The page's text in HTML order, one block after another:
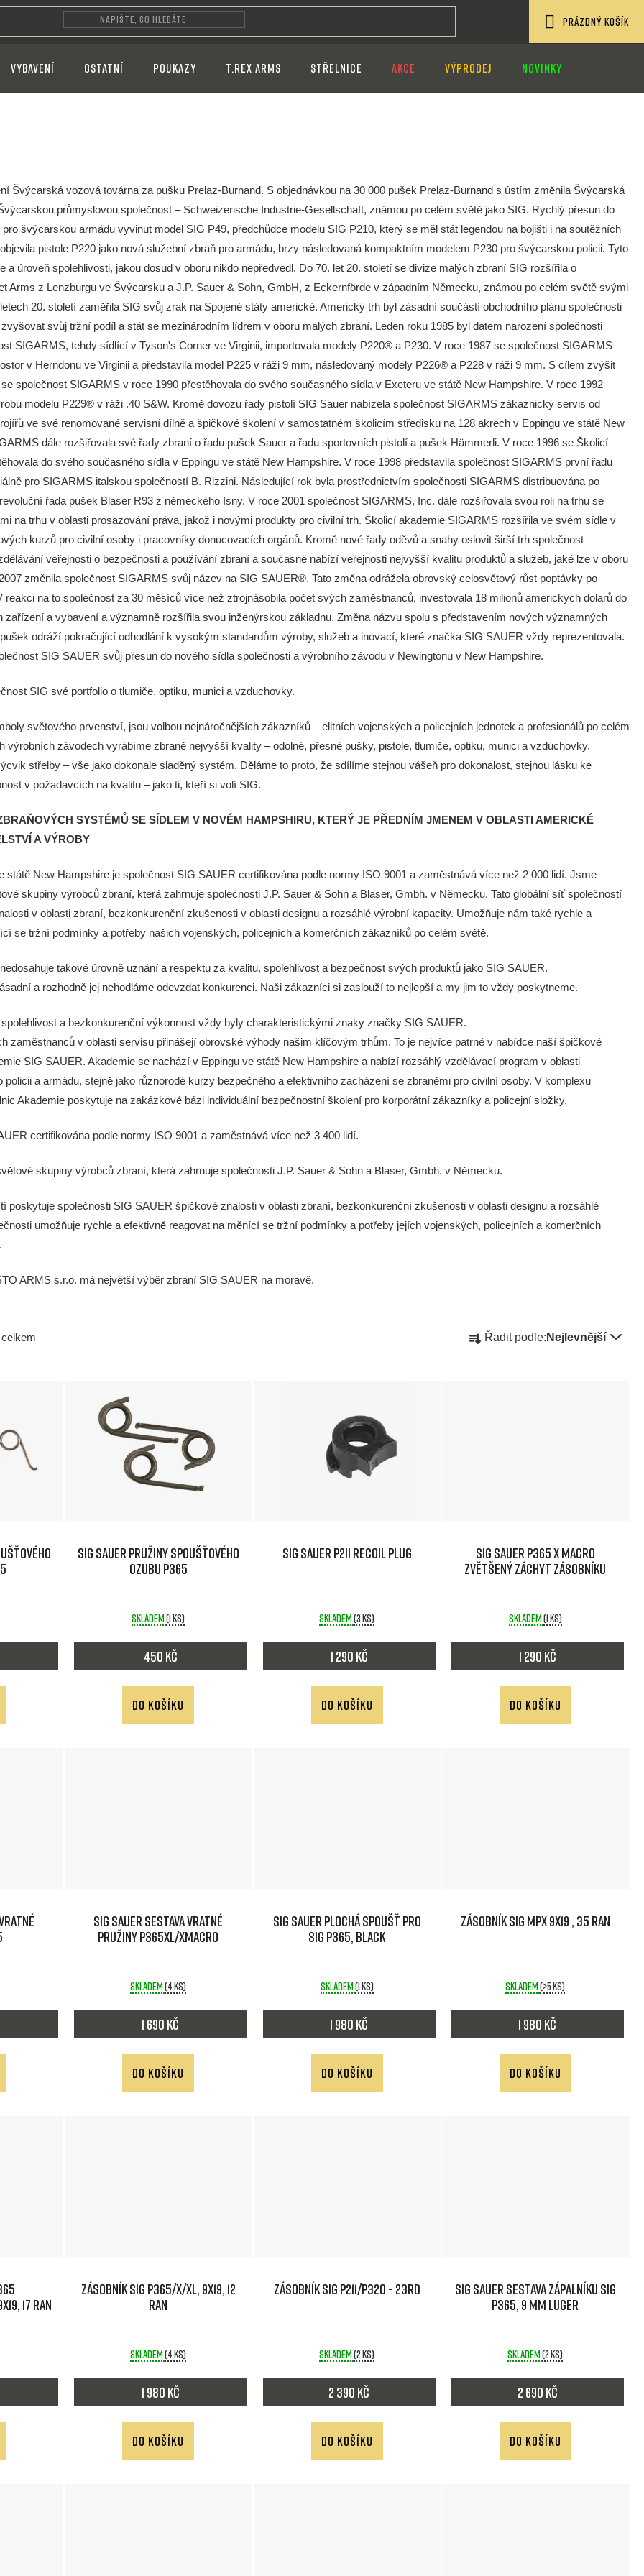
KOŠÍK
PRÁZDNÝ KOŠÍK
VYBAVENÍ OSTATNÍ POUKAZY T.REX ARMS STŘELNICE AKCE VÝPRODEJ NOVINKY
Švýcarská vozová továrna za pušku Prelaz-Burnand. S objednávkou na 30 000 pušek Prelaz-Burnand s ústím změnila Švýcarská
průmyslovou společnost – Schweizerische Industrie-Gesellschaft, známou po celém světě jako SIG. Rychlý přesun do
švýcarskou armádu vyvinut model SIG P49, předchůdce modelu SIG P210, který se měl stát legendou na bojišti i na soutěžních
pistole P220 jako nová služební zbraň pro armádu, brzy následovaná kompaktním modelem P230 pro švýcarskou policii. Tyto
a úroveň spolehlivosti, jakou dosud v oboru nikdo nepředvedl. Do 70. let 20. století se divize malých zbraní SIG rozšířila o
Arms z Lenzburgu ve Švýcarsku a J.P. Sauer & Sohn, GmbH, z Eckernförde v západním Německu, známou po celém světě svými
20. století zaměřila SIG svůj zrak na Spojené státy americké. Americký trh byl zásadní součástí obchodního plánu společnosti
svůj tržní podíl a stát se mezinárodním lídrem v oboru malých zbraní. Leden roku 1985 byl datem narození společnosti
SIGARMS, tehdy sídlící v Tyson's Corner ve Virginii, importovala modely P220® a P230. V roce 1987 se společnost SIGARMS
v Herndonu ve Virginii a představila model P225 v ráži 9 mm, následovaný modely P226® a P228 v ráži 9 mm. S cílem zvýšit
společnost SIGARMS v roce 1990 přestěhovala do svého současného sídla v Exeteru ve státě New Hampshire. V roce 1992
modelu P229® v ráži .40 S&W. Kromě dovozu řady pistolí SIG Sauer nabízela společnost SIGARMS zákaznický servis od
ve své renomované servisní dílně a špičkové školení v samostatném školicím středisku na 128 akrech v Eppingu ve státě New
dále rozšiřovala své řady zbraní o řadu pušek Sauer a řadu sportovních pistolí a pušek Hämmerli. V roce 1996 se Školicí
do svého současného sídla v Eppingu ve státě New Hampshire. V roce 1998 představila společnost SIGARMS první řadu
pro SIGARMS italskou společností B. Rizzini. Následující rok byla prostřednictvím společnosti SIGARMS distribuována po
řada pušek Blaser R93 z německého Isny. V roce 2001 společnost SIGARMS, Inc. dále rozšiřovala svou roli na trhu se
na trhu v oblasti prosazování práva, jakož i novými produkty pro civilní trh. Školicí akademie SIGARMS rozšířila ve svém sídle v
kurzů pro civilní osoby i pracovníky donucovacích orgánů. Kromě nové řady oděvů a snahy oslovit širší trh společnost
veřejnosti o bezpečnosti a používání zbraní a současně nabízí veřejnosti nejvyšší kvalitu produktů a služeb, jaké lze v oboru
změnila společnost SIGARMS svůj název na SIG SAUER®. Tato změna odrážela obrovský celosvětový růst poptávky po
reakci na to společnost za 30 měsíců více než ztrojnásobila počet svých zaměstnanců, investovala 18 milionů amerických dolarů do
zařízení a vybavení a významně rozšířila svou inženýrskou základnu. Změna názvu spolu s představením nových významných
odráží pokračující odhodlání k vysokým standardům výroby, služeb a inovací, které značka SIG SAUER vždy reprezentovala.
SIG SAUER svůj přesun do nového sídla společnosti a výrobního závodu v Newingtonu v New Hampshire.
SIG své portfolio o tlumiče, optiku, munici a vzduchovky.
světového prvenství, jsou volbou nejnáročnějších zákazníků – elitních vojenských a policejních jednotek a profesionálů po celém
výrobních závodech vyrábíme zbraně nejvyšší kvality – odolné, přesné pušky, pistole, tlumiče, optiku, munici a vzduchovky.
střelby – vše jako dokonale sladěný systém. Děláme to proto, že sdílíme stejnou vášeň pro dokonalost, stejnou lásku ke
v požadavcích na kvalitu – jako ti, kteří si volí SIG.
SYSTÉMŮ SE SÍDLEM V NOVÉM HAMPSHIRU, KTERÝ JE PŘEDNÍM JMENEM V OBLASTI AMERICKÉ
A VÝROBY
státě New Hampshire je společnost SIG SAUER certifikována podle normy ISO 9001 a zaměstnává více než 2 000 lidí. Jsme
skupiny výrobců zbraní, která zahrnuje společnosti J.P. Sauer & Sohn a Blaser, Gmbh. v Německu. Tato globální síť společností
v oblasti zbraní, bezkonkurenční zkušenosti v oblasti designu a rozsáhlé výrobní kapacity. Umožňuje nám také rychle a
se tržní podmínky a potřeby našich vojenských, policejních a komerčních zákazníků po celém světě.
takové úrovně uznání a respektu za kvalitu, spolehlivost a bezpečnost svých produktů jako SIG SAUER.
a rozhodně jej nehodláme odevzdat konkurenci. Naši zákazníci si zaslouží to nejlepší a my jim to vždy poskytneme.
a bezkonkurenční výkonnost vždy byly charakteristickými znaky značky SIG SAUER.
zaměstnanců v oblasti servisu přinášejí obrovské výhody našim klíčovým trhům. To je nejvíce patrné v nabídce naší špičkové
SIG SAUER. Akademie se nachází v Eppingu ve státě New Hampshire a nabízí rozsáhlý vzdělávací program v oblasti
a armádu, stejně jako různorodé kurzy bezpečného a efektivního zacházení se zbraněmi pro civilní osoby. V komplexu
Akademie poskytuje na zakázkové bázi individuální bezpečnostní školení pro korporátní zákazníky a policejní složky.
certifikována podle normy ISO 9001 a zaměstnává více než 3 400 lidí.
skupiny výrobců zbraní, která zahrnuje společnosti J.P. Sauer & Sohn a Blaser, Gmbh. v Německu.
poskytuje společnosti SIG SAUER špičkové znalosti v oblasti zbraní, bezkonkurenční zkušenosti v oblasti designu a rozsáhlé
umožňuje rychle a efektivně reagovat na měnící se tržní podmínky a potřeby jejích vojenských, policejních a komerčních
ARMS s.r.o. má největší výběr zbraní SIG SAUER na moravě.
Ř
r
d
u
Řadit podle: Nejlevnější
SIG SAUER Pružiny spoušťového
ozubu P365
Skladem(1 ks)
450 Kč
DO KOŠÍKU
SIG SAUER P211 recoil plug
Skladem(3 ks)
1 290 Kč
DO KOŠÍKU
SIG SAUER P365 X MACRO
zvětšený záchyt zásobníku
Skladem(1 ks)
1 290 Kč
DO KOŠÍKU
vratné
SIG SAUER Sestava vratné
pružiny P365XL/XMACRO
Skladem(4 ks)
1 690 Kč
DO KOŠÍKU
SIG SAUER Plochá spoušť pro
SIG P365, Black
Skladem(1 ks)
1 980 Kč
DO KOŠÍKU
Zásobník SIG MPX 9x19 , 35 ran
Skladem(>5 ks)
1 980 Kč
DO KOŠÍKU
17 ran
Zásobník SIG P365/X/XL, 9x19, 12
ran
Skladem(4 ks)
1 980 Kč
DO KOŠÍKU
Zásobník SIG P211/P320 - 23rd
Skladem(2 ks)
2 390 Kč
DO KOŠÍKU
SIG SAUER Sestava zápalníku SIG
P365, 9 mm Luger
Skladem(2 ks)
2 690 Kč
DO KOŠÍKU